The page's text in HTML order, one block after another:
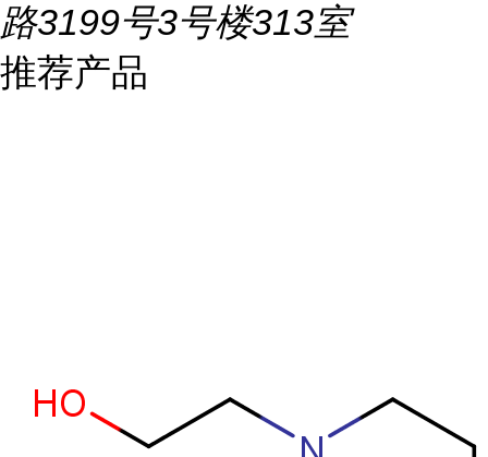
路3199号3号楼313室
推荐产品